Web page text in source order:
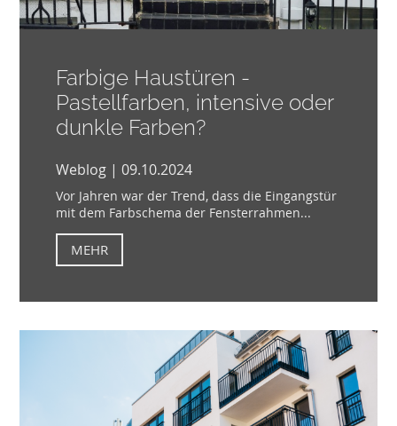
Farbige Haustüren -
Pastellfarben, intensive oder
dunkle Farben?
Weblog | 09.10.2024
Vor Jahren war der Trend, dass die Eingangstür
mit dem Farbschema der Fensterrahmen...
MEHR